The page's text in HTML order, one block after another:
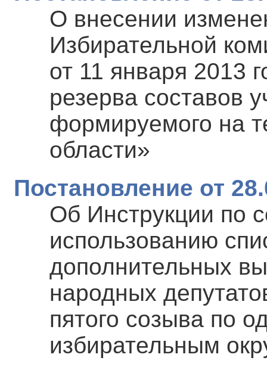
О внесении
Избирательной
от 11 января 2013
резерва составов
формируемого на
области»
Постановление от
Об Инструкции по
использованию
дополнительных
народных
пятого созыва по
избирательным